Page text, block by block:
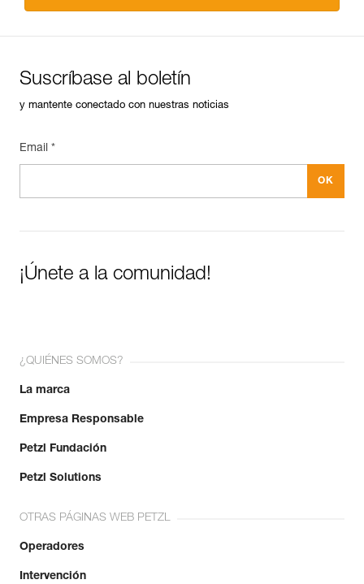
Suscríbase al boletín
y mantente conectado con nuestras noticias
Email *
¡Únete a la comunidad!
¿QUIÉNES SOMOS?
La marca
Empresa Responsable
Petzl Fundación
Petzl Solutions
OTRAS PÁGINAS WEB PETZL
Operadores
Intervención